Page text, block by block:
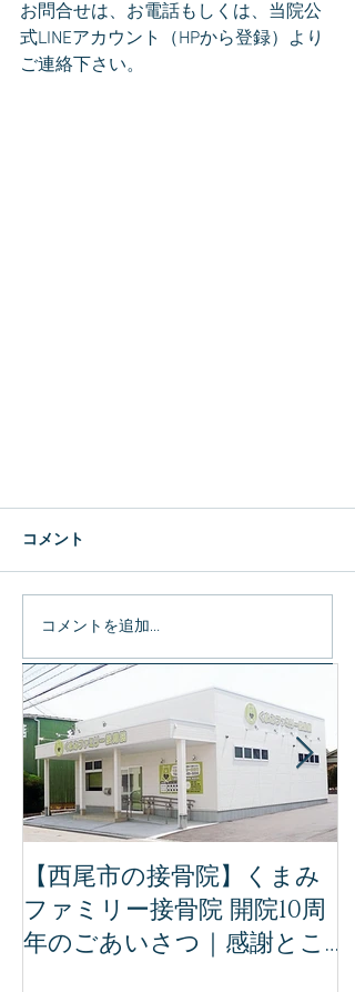
お問合せは、お電話もしくは、当院公
式LINEアカウント（HPから登録）より
ご連絡下さい。
コメント
コメントを追加…
特集記事
【西尾市の接骨院】くまみ
ファミリー接骨院 開院10周
年のごあいさつ｜感謝とこ